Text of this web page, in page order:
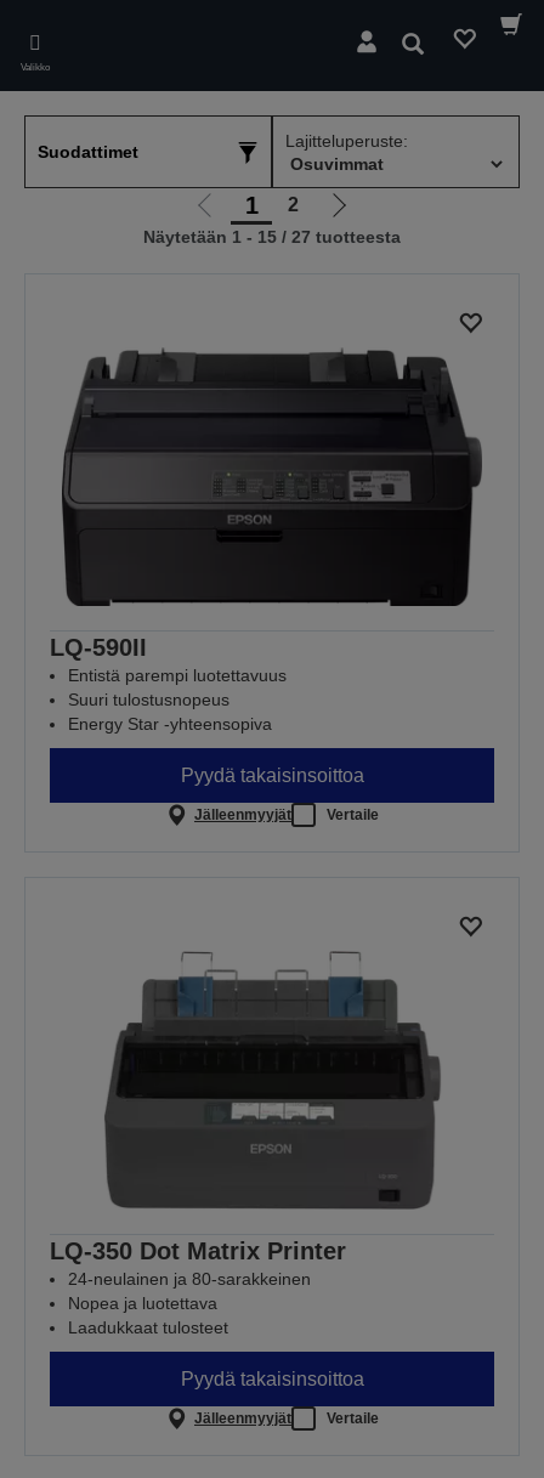
main
content
Valikko
Hae
Suodattimet
Lajitteluperuste:
Siirry
edelliselle
1 2
Siirry
seuraavalle
Näytetään 1 - 15 / 27 tuotteesta
LQ-590II
Entistä parempi luotettavuus
Suuri tulostusnopeus
Energy Star -yhteensopiva
Pyydä takaisinsoittoa
Jälleenmyyjät Vertaile
LQ-350 Dot Matrix Printer
24-neulainen ja 80-sarakkeinen
Nopea ja luotettava
Laadukkaat tulosteet
Pyydä takaisinsoittoa
Jälleenmyyjät Vertaile